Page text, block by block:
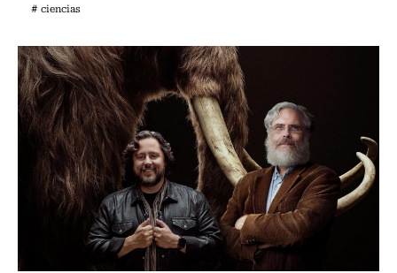
# ciencias